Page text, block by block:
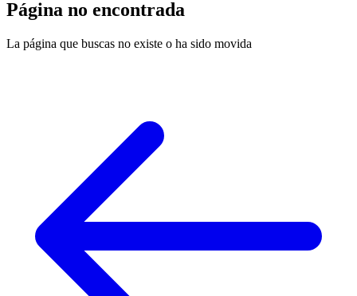
Página no encontrada
La página que buscas no existe o ha sido movida